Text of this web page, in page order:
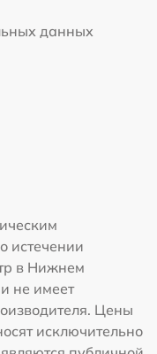
данных
истечении
в Нижнем
не имеет
Цены
исключительно